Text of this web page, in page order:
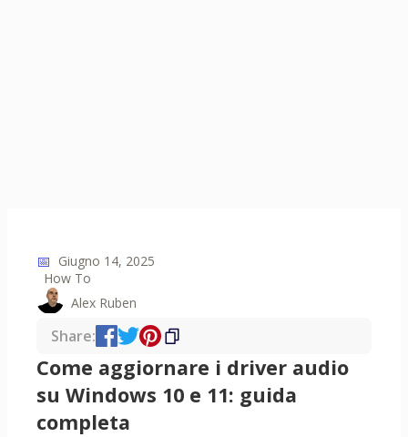
📅 Giugno 14, 2025
How To
Alex Ruben
Share:
Come aggiornare i driver audio
su Windows 10 e 11: guida
completa